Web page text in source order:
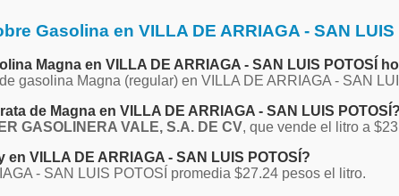
Gasolina en VILLA DE ARRIAGA - SAN LUIS
Magna en VILLA DE ARRIAGA - SAN LUIS POTOSÍ
gasolina Magna (regular) en VILLA DE ARRIAGA - SAN
de Magna en VILLA DE ARRIAGA - SAN LUIS POTOSÍ?
GASOLINERA VALE, S.A. DE CV, que vende el litro a
VILLA DE ARRIAGA - SAN LUIS POTOSÍ?
- SAN LUIS POTOSÍ promedia $27.24 pesos el litro.